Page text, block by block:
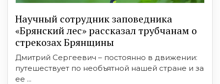
Научный сотрудник заповедника
«Брянский лес» рассказал трубчанам о
стрекозах Брянщины
Дмитрий Сергеевич – постоянно в движении:
путешествует по необъятной нашей стране и за
ее ...